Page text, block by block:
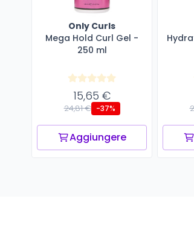
Only Curls
Mega Hold Curl Gel -
250 ml
15,65 €
24,81 € -37%
Aggiungere